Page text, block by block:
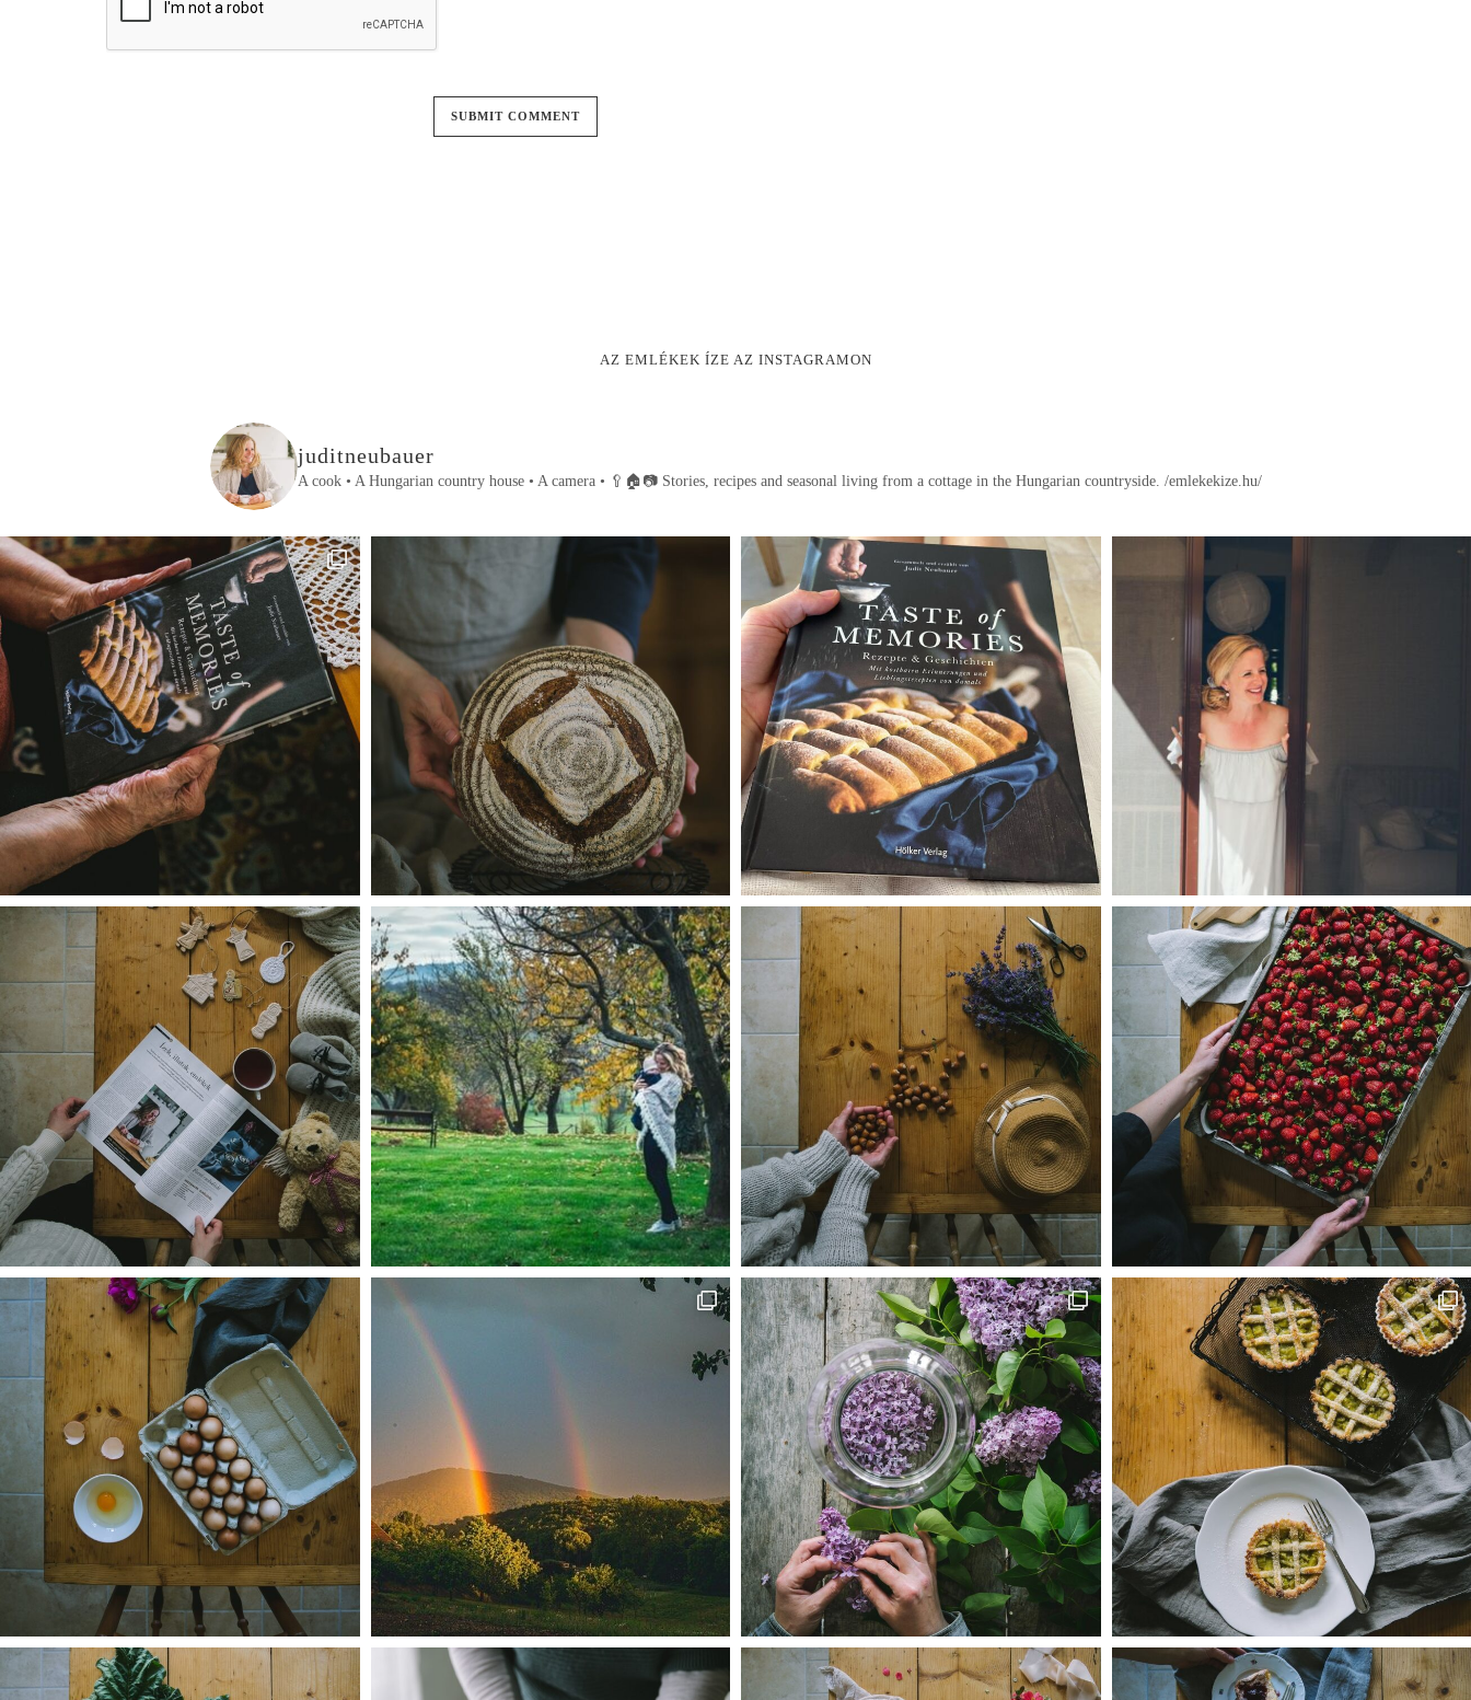
AZ EMLÉKEK ÍZE AZ INSTAGRAMON
juditneubauer
A cook • A Hungarian country house • A camera • 🥄🏠📷Stories, recipes and seasonal living from a cottage in the Hungarian countryside. /emlekekize.hu/